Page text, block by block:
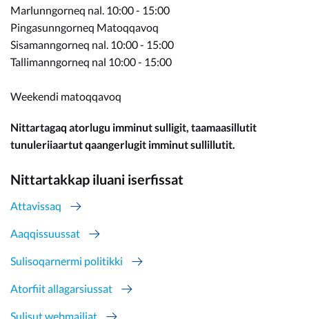
Marlunngorneq nal. 10:00 - 15:00
Pingasunngorneq Matoqqavoq
Sisamanngorneq nal. 10:00 - 15:00
Tallimanngorneq nal 10:00 - 15:00
Weekendi matoqqavoq
Nittartagaq atorlugu imminut sulligit, taamaasillutit
tunuleriiaartut qaangerlugit imminut sullillutit.
Nittartakkap iluani iserfissat
Attavissaq
Aaqqissuussat
Sulisoqarnermi politikki
Atorfiit allagarsiussat
Sulisut webmailiat